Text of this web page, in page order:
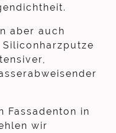
aber auch
Fassadenton in
wir